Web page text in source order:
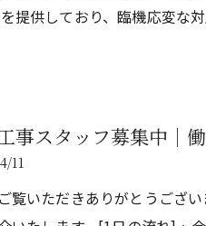
供しており、臨機応変な
事スタッフ募集中｜
11
覧いただきありがとうござ